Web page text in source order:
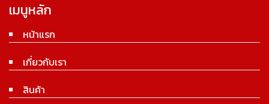
เมนูหลัก
หน้าแรก
เกี่ยวกับเรา
สินค้า